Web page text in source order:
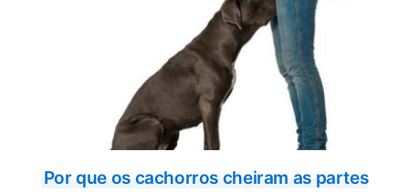
Por que os cachorros cheiram as partes